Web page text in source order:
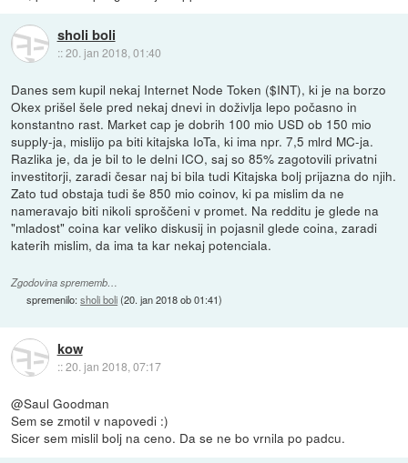
sholi boli
::20. jan 2018, 01:40
Danes sem kupil nekaj Internet Node Token ($INT), ki je na borzo
Okex prišel šele pred nekaj dnevi in doživlja lepo počasno in
konstantno rast. Market cap je dobrih 100 mio USD ob 150 mio
supply-ja, mislijo pa biti kitajska IoTa, ki ima npr. 7,5 mlrd MC-ja.
Razlika je, da je bil to le delni ICO, saj so 85% zagotovili privatni
investitorji, zaradi česar naj bi bila tudi Kitajska bolj prijazna do njih.
Zato tud obstaja tudi še 850 mio coinov, ki pa mislim da ne
nameravajo biti nikoli sproščeni v promet. Na redditu je glede na
"mladost" coina kar veliko diskusij in pojasnil glede coina, zaradi
katerih mislim, da ima ta kar nekaj potenciala.
Zgodovina sprememb…
spremenilo:sholi boli(20. jan 2018 ob 01:41)
kow
::20. jan 2018, 07:17
@Saul Goodman
Sem se zmotil v napovedi :)
Sicer sem mislil bolj na ceno. Da se ne bo vrnila po padcu.